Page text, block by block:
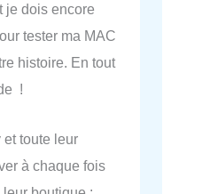
je dois encore
tester ma MAC
histoire. En tout
!
toute leur
à chaque fois